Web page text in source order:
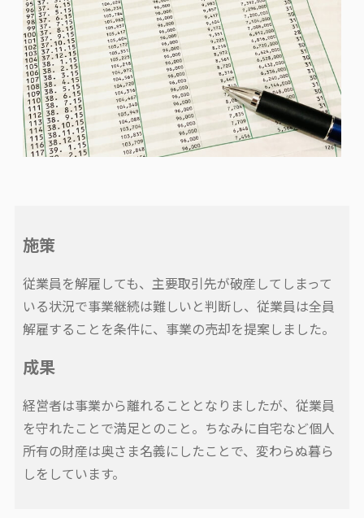
施策
従業員を解雇しても、主要取引先が破産してしまって
いる状況で事業継続は難しいと判断し、従業員は全員
解雇することを条件に、事業の売却を提案しました。
成果
経営者は事業から離れることとなりましたが、従業員
を守れたことで満足とのこと。ちなみに自宅など個人
所有の財産は奥さま名義にしたことで、変わらぬ暮ら
しをしています。